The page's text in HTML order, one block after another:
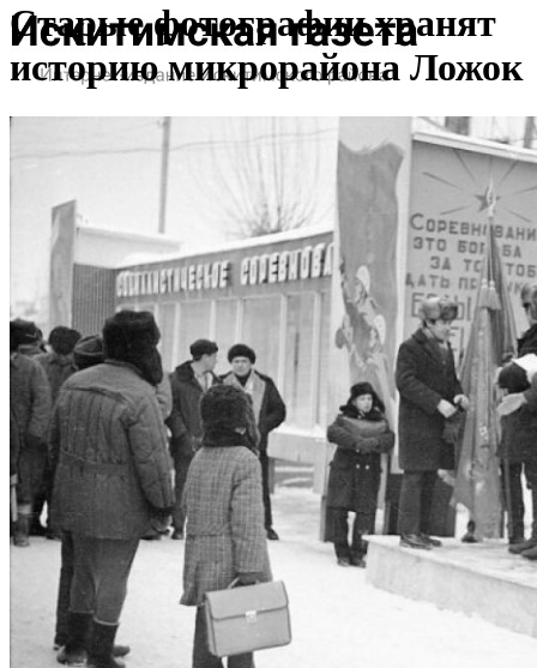
Старые фотографии хранят
историю микрорайона Ложок